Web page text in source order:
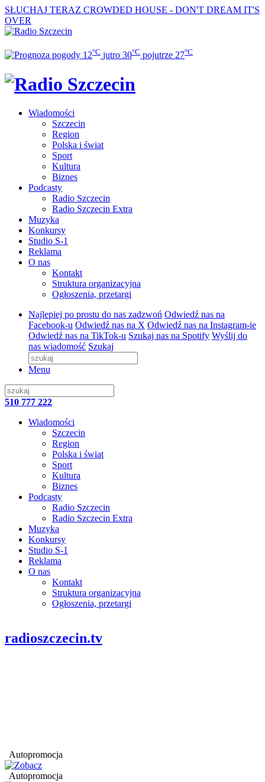
SŁUCHAJ TERAZ CROWDED HOUSE - DON'T DREAM IT'S
OVER
12°C jutro 30°C pojutrze 27°C
Wiadomości
Szczecin
Region
Polska i świat
Sport
Kultura
Biznes
Podcasty
Radio Szczecin
Radio Szczecin Extra
Muzyka
Konkursy
Studio S-1
Reklama
O nas
Kontakt
Struktura organizacyjna
Ogłoszenia, przetargi
Najlepiej po prostu do nas zadzwoń Odwiedź nas na
Facebook-u Odwiedź nas na X Odwiedź nas na Instagram-ie
Odwiedź nas na TikTok-u Szukaj nas na Spotify Wyślij do
nas wiadomość Szukaj
Menu
510 777 222
Wiadomości
Szczecin
Region
Polska i świat
Sport
Kultura
Biznes
Podcasty
Radio Szczecin
Radio Szczecin Extra
Muzyka
Konkursy
Studio S-1
Reklama
O nas
Kontakt
Struktura organizacyjna
Ogłoszenia, przetargi
radioszczecin.tv
Autopromocja
Autopromocja